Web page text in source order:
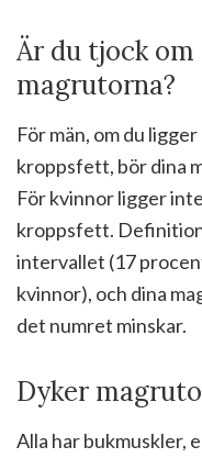
Är du tjock om
magrutorna?
För män, om du
kroppsfett, bör dina
För kvinnor ligger
kroppsfett.
intervallet (17
kvinnor), och dina
det numret minskar.
Dyker
Alla har bukmuskler,